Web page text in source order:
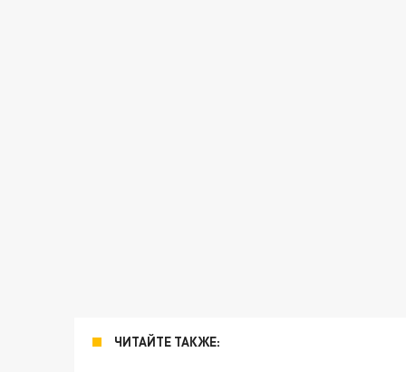
ЧИТАЙТЕ ТАКЖЕ: